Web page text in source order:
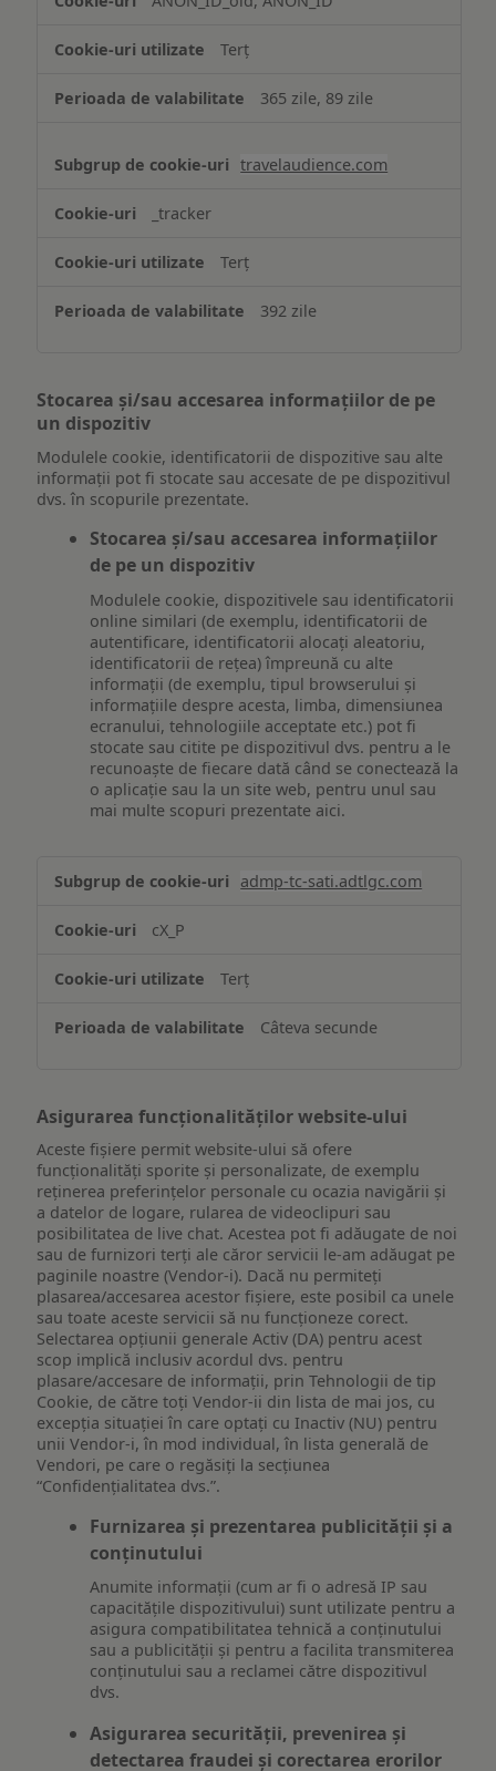
Terț
365 zile, 89 zile
travelaudience.com
_tracker
Terț
392 zile
Stocarea și/sau accesarea informațiilor de pe
un dispozitiv
Modulele cookie, identificatorii de dispozitive sau alte
informații pot fi stocate sau accesate de pe dispozitivul
dvs. în scopurile prezentate.
Stocarea și/sau accesarea informațiilor
de pe un dispozitiv
Modulele cookie, dispozitivele sau identificatorii
online similari (de exemplu, identificatorii de
autentificare, identificatorii alocați aleatoriu,
identificatorii de rețea) împreună cu alte
informații (de exemplu, tipul browserului și
informațiile despre acesta, limba, dimensiunea
ecranului, tehnologiile acceptate etc.) pot fi
stocate sau citite pe dispozitivul dvs. pentru a le
recunoaște de fiecare dată când se conectează la
o aplicație sau la un site web, pentru unul sau
mai multe scopuri prezentate aici.
și/sau
informațiilor
pe
dispozitiv
admp-tc-sati.adtlgc.com
cX_P
Terț
Câteva secunde
Asigurarea funcționalităților website-ului
Aceste fișiere permit website-ului să ofere
funcționalități sporite și personalizate, de exemplu
reţinerea preferinţelor personale cu ocazia navigării și
a datelor de logare, rularea de videoclipuri sau
posibilitatea de live chat. Acestea pot fi adăugate de noi
sau de furnizori terți ale căror servicii le-am adăugat pe
paginile noastre (Vendor-i). Dacă nu permiteți
plasarea/accesarea acestor fișiere, este posibil ca unele
sau toate aceste servicii să nu funcționeze corect.
Selectarea opțiunii generale Activ (DA) pentru acest
scop implică inclusiv acordul dvs. pentru
plasare/accesare de informații, prin Tehnologii de tip
Cookie, de către toți Vendor-ii din lista de mai jos, cu
excepția situației în care optați cu Inactiv (NU) pentru
unii Vendor-i, în mod individual, în lista generală de
Vendori, pe care o regăsiți la secțiunea
“Confidențialitatea dvs.”.
Furnizarea și prezentarea publicității și a
conținutului
Anumite informații (cum ar fi o adresă IP sau
capacitățile dispozitivului) sunt utilizate pentru a
asigura compatibilitatea tehnică a conținutului
sau a publicității și pentru a facilita transmiterea
conținutului sau a reclamei către dispozitivul
dvs.
Asigurarea securității, prevenirea și
detectarea fraudei și corectarea erorilor